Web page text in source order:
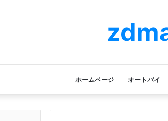
ホームページ オートバイ